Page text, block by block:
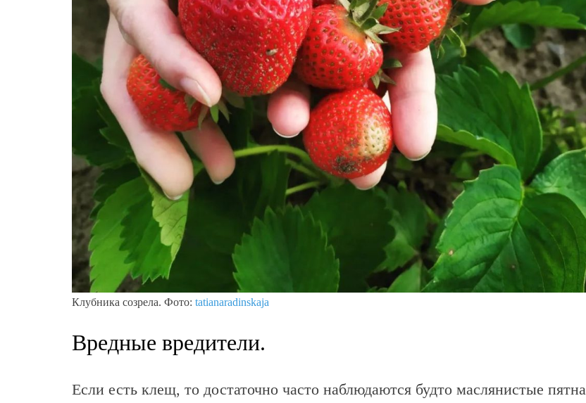
Клубника созрела. Фото: tatianaradinskaja
Вредные вредители.
Если есть клещ, то достаточно часто наблюдаются будто маслянистые пятна